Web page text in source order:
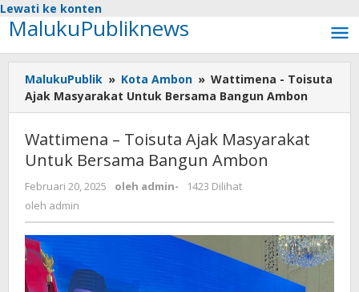
Lewati ke konten
MalukuPubliknews
MalukuPublik » Kota Ambon » Wattimena - Toisuta
Ajak Masyarakat Untuk Bersama Bangun Ambon
Wattimena – Toisuta Ajak Masyarakat
Untuk Bersama Bangun Ambon
Februari 20, 2025 oleh admin-
1423 Dilihat
oleh admin